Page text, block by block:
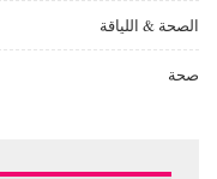
الصحة & اللياقة
صحة